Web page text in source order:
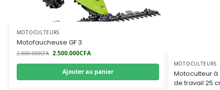
MOTOCULTEURS
Motofaucheuse GF 3
2.800.000CFA 2.500.000CFA
Ajouter au panier
MOTOCULTEURS
Motoculteur à
de travail 25